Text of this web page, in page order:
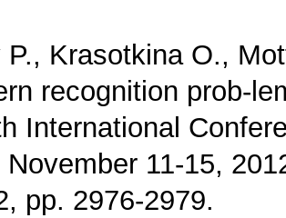
P., Krasotkina O.,
recognition prob-
International
11-15,
pp. 2976-2979.